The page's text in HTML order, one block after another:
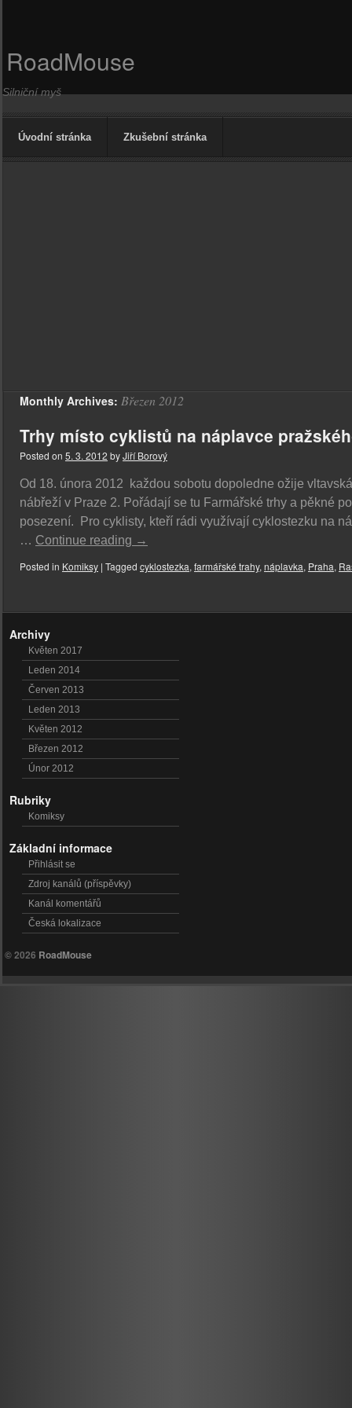
RoadMouse
Silniční myš
Úvodní stránka Zkušební stránka
Monthly Archives: Březen 2012
Trhy místo cyklistů na náplavce
Posted on 5. 3. 2012 byJiří Borový
Od 18. února 2012 každou sobotu dopoledne ožije
nábřeží v Praze 2. Pořádají se tu Farmářské trhy a pěkné
posezení. Pro cyklisty, kteří rádi využívají cyklostezku na
… Continue reading →
Posted in Komiksy | Tagged cyklostezka, farmářské trahy, náplavka, Praha,
Archivy
Květen 2017
Leden 2014
Červen 2013
Leden 2013
Květen 2012
Březen 2012
Únor 2012
Rubriky
Komiksy
Základní informace
Přihlásit se
Zdroj kanálů (příspěvky)
Kanál komentářů
Česká lokalizace
© 2026 RoadMouse